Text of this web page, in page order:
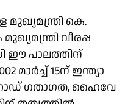
മുഖ്യമന്ത്രി കെ.
വീരപ്പ
ഈ പാലത്തിന്
മാർച്ച് 15ന് ഇന്ത്യാ
റോഡ് ഗതാഗത, ഹൈവേ